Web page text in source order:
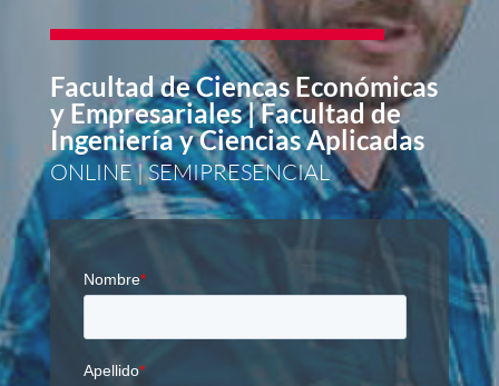
Facultad de Ciencas Económicas
y Empresariales | Facultad de
Ingeniería y Ciencias Aplicadas
ONLINE | SEMIPRESENCIAL